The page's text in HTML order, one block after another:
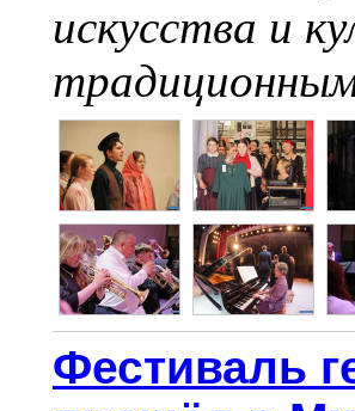
искусства и
Фестиваль